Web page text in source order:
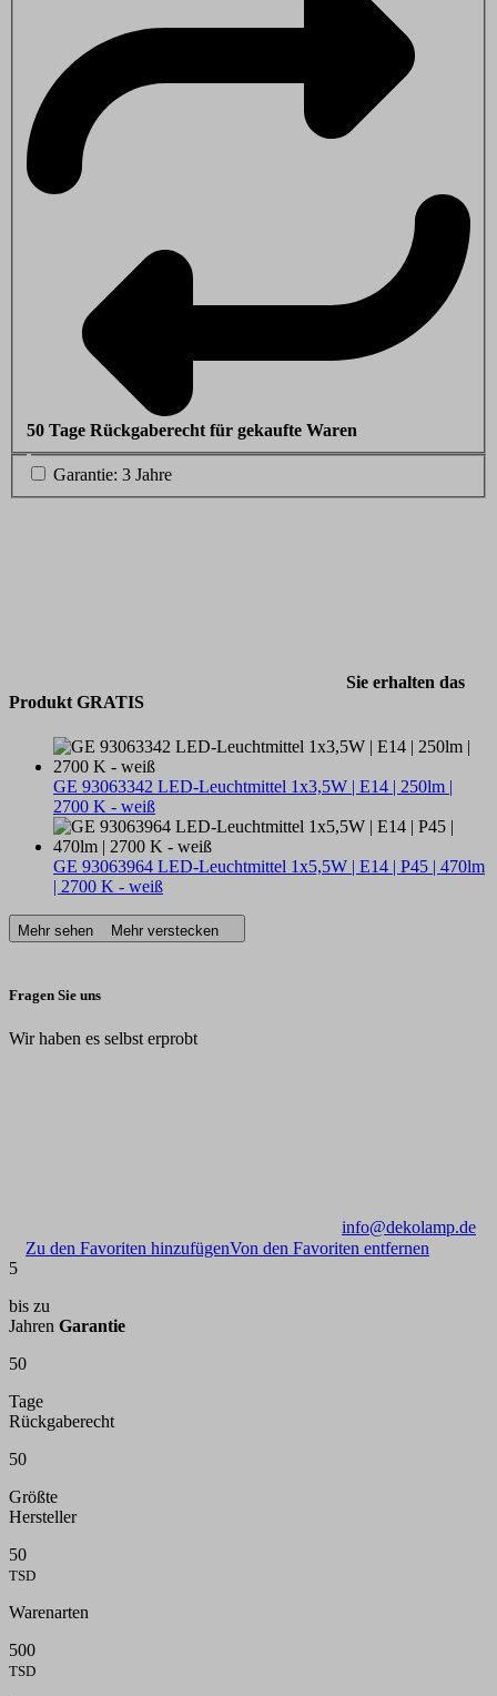
50 Tage Rückgaberecht für gekaufte Waren
Garantie: 3 Jahre
Sie erhalten das
Produkt GRATIS
GE 93063342 LED-Leuchtmittel 1x3,5W | E14 | 250lm |
2700 K - weiß
GE 93063964 LED-Leuchtmittel 1x5,5W | E14 | P45 | 470lm
| 2700 K - weiß
Mehr sehen Mehr verstecken
Fragen Sie uns
Wir haben es selbst erprobt
info@dekolamp.de
Zu den Favoriten hinzufügenVon den Favoriten entfernen
5
bis zu
Jahren Garantie
50
Tage
Rückgaberecht
50
Größte
Hersteller
50
TSD
Warenarten
500
TSD